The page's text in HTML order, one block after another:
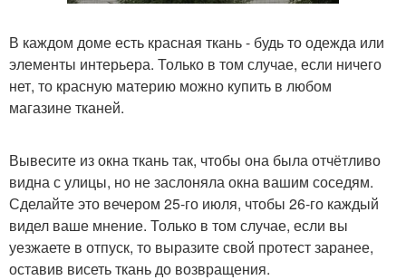
В каждом доме есть красная ткань - будь то одежда или
элементы интерьера. Только в том случае, если ничего
нет, то красную материю можно купить в любом
магазине тканей.
Вывесите из окна ткань так, чтобы она была отчётливо
видна с улицы, но не заслоняла окна вашим соседям.
Сделайте это вечером 25-го июля, чтобы 26-го каждый
видел ваше мнение. Только в том случае, если вы
уезжаете в отпуск, то выразите свой протест заранее,
оставив висеть ткань до возвращения.